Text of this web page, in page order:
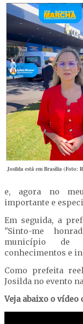
Josilda está em Brasília (Foto:
e, agora no
importante e
Em seguida, a
"Sinto-me
município de
conhecimentos e
Como prefeita
Josilda no evento
Veja abaixo o vídeo